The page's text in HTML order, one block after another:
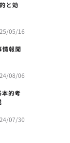
と効
05/16
情報開
08/06
本的考
07/30